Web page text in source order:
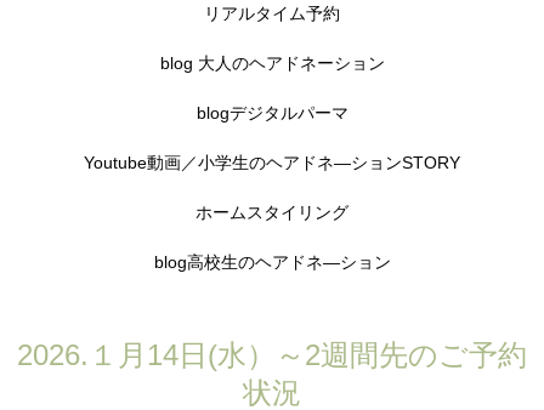
リアルタイム予約
blog 大人のヘアドネーション
blogデジタルパーマ
Youtube動画／小学生のヘアドネ―ションSTORY
ホームスタイリング
blog高校生のヘアドネ―ション
2026.１月14日(水）～2週間先のご予約
状況